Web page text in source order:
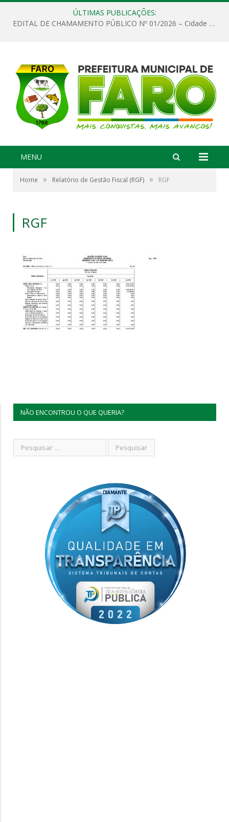
ÚLTIMAS PUBLICAÇÕES:
EDITAL DE CHAMAMENTO PÚBLICO Nº 01/2026 – Cidade de Faro
MENU
Home » Relatório de Gestão Fiscal (RGF) » RGF
RGF
NÃO ENCONTROU O QUE QUERIA?